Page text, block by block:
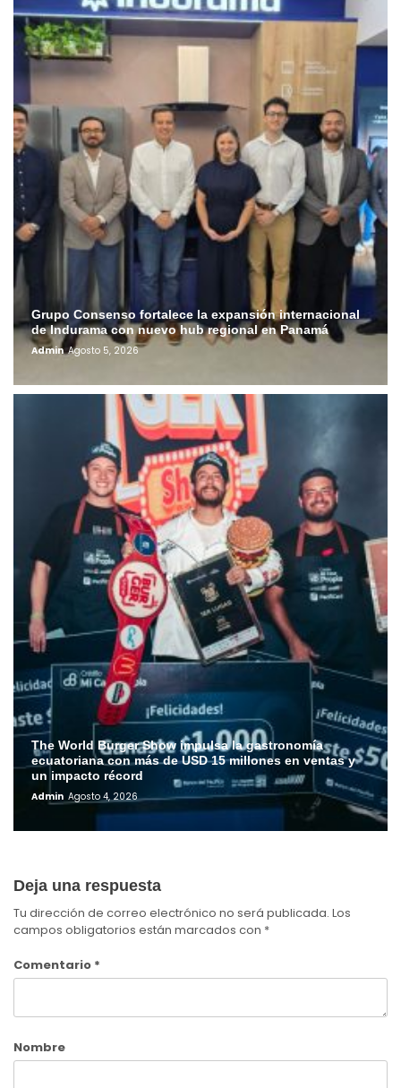
Grupo Consenso fortalece la expansión internacional
de Indurama con nuevo hub regional en Panamá
Admin Agosto 5, 2026
The World Burger Show impulsa la gastronomía
ecuatoriana con más de USD 15 millones en ventas y
un impacto récord
Admin Agosto 4, 2026
Deja una respuesta
Tu dirección de correo electrónico no será publicada. Los
campos obligatorios están marcados con *
Comentario *
Nombre